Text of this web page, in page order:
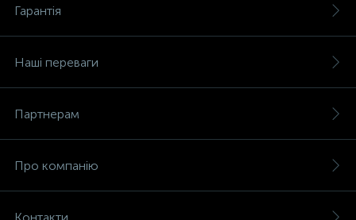
Гарантія
Наші переваги
Партнерам
Про компанію